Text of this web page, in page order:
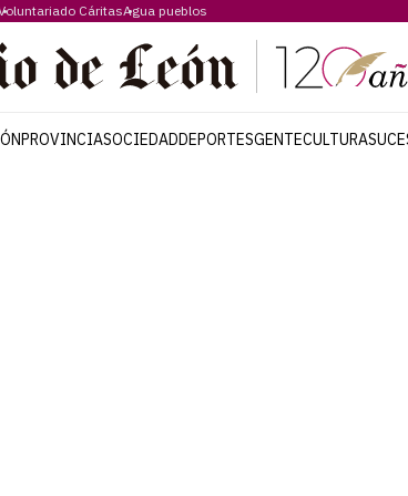
CáritasAgua pueblos
PROVINCIASOCIEDADDEPORTESGENTECULTURA